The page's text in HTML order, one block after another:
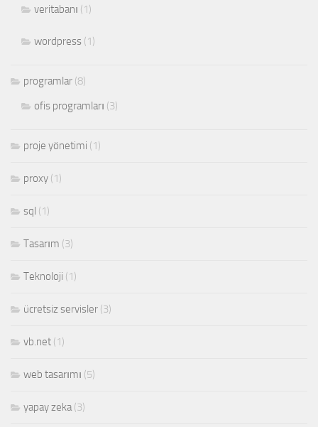
veritabanı (1)
wordpress (1)
programlar (8)
ofis programları (3)
proje yönetimi (1)
proxy (1)
sql (1)
Tasarım (3)
Teknoloji (1)
ücretsiz servisler (3)
vb.net (1)
web tasarımı (5)
yapay zeka(3)